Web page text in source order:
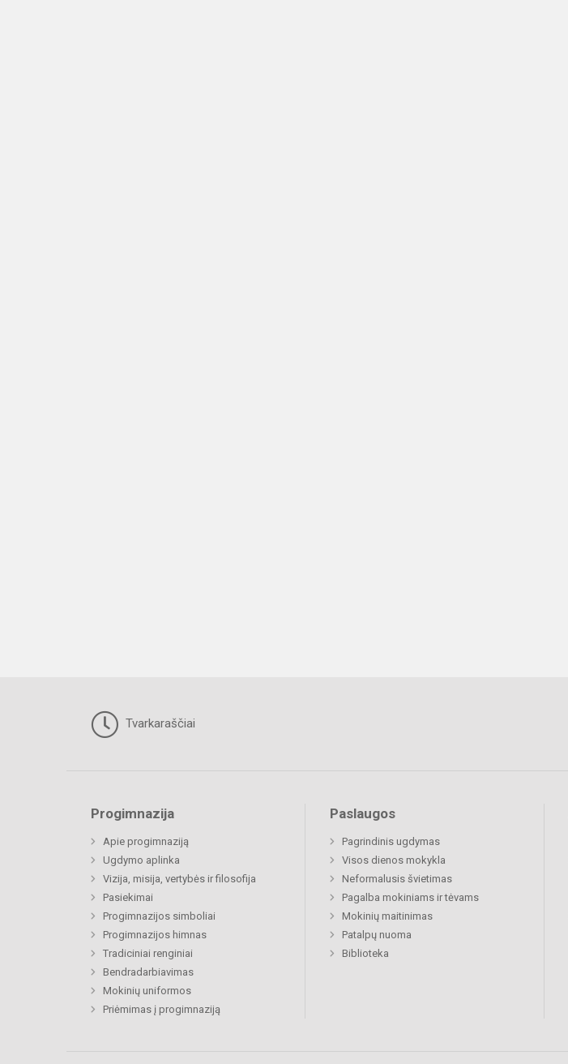
Tvarkaraščiai
Progimnazija
Apie progimnaziją
Ugdymo aplinka
Vizija, misija, vertybės ir filosofija
Pasiekimai
Progimnazijos simboliai
Progimnazijos himnas
Tradiciniai renginiai
Bendradarbiavimas
Mokinių uniformos
Priėmimas į progimnaziją
Paslaugos
Pagrindinis ugdymas
Visos dienos mokykla
Neformalusis švietimas
Pagalba mokiniams ir tėvams
Mokinių maitinimas
Patalpų nuoma
Biblioteka